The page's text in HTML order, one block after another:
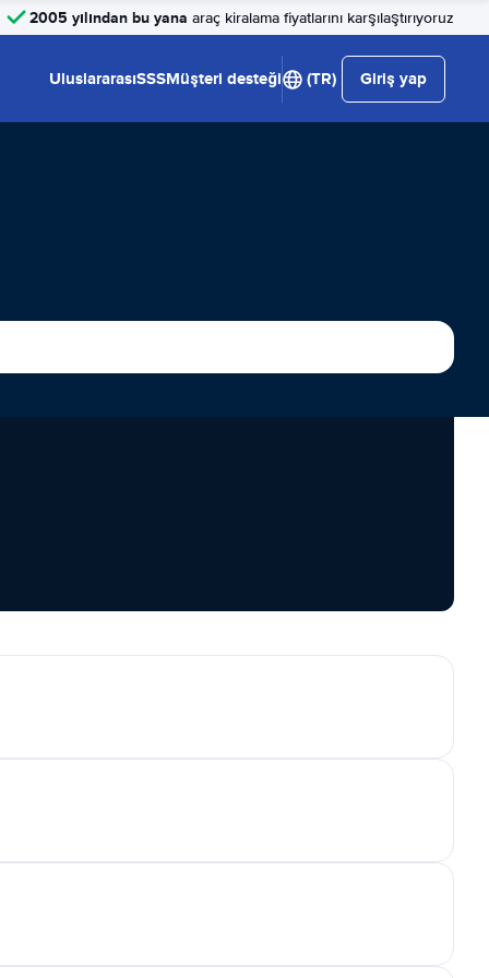
2005 yılından bu yana araç kiralama fiyatlarını karşılaştırıyoruz
UluslararasıSSSMüşteri desteği (TR) Giriş yap